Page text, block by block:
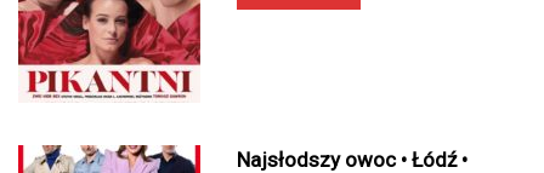
Najsłodszy owoc • Łódź •